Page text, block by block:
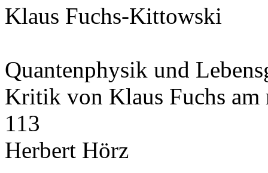
Klaus Fuchs-Kittowski
Quantenphysik und
Kritik von Klaus Fuchs am
113
Herbert Hörz